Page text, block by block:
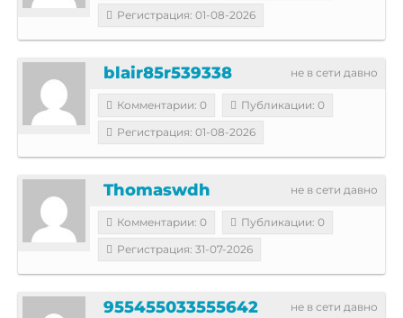
Регистрация: 01-08-2026
не в сети давно
blair85r539338
Комментарии: 0
Публикации: 0
Регистрация: 01-08-2026
не в сети давно
Thomaswdh
Комментарии: 0
Публикации: 0
Регистрация: 31-07-2026
не в сети давно
955455033555642